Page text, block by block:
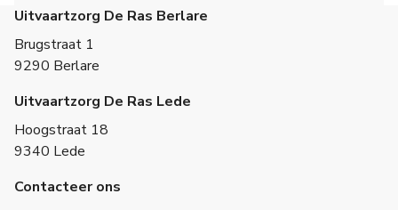
Uitvaartzorg De Ras Berlare
Brugstraat 1
9290 Berlare
Uitvaartzorg De Ras Lede
Hoogstraat 18
9340 Lede
Contacteer ons